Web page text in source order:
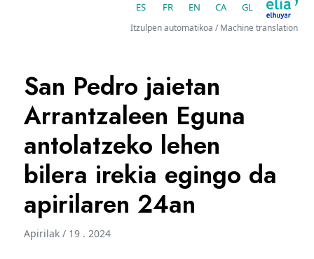
ES FR EN CA GL
Itzulpen automatikoa / Machine translation
San Pedro jaietan
Arrantzaleen Eguna
antolatzeko lehen
bilera irekia egingo da
apirilaren 24an
Apirilak / 19 . 2024